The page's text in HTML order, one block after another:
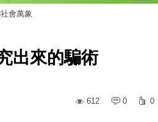
會萬象
出來的騙術
612
0 0